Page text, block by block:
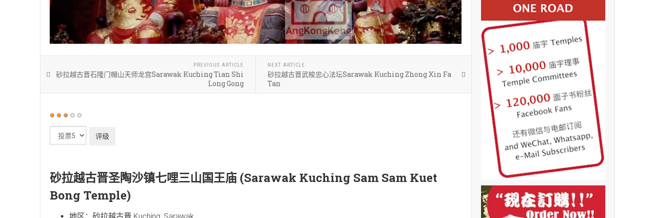
PREVIOUS ARTICLE
砂拉越古晋石隆门帽山天师龙宫Sarawak Kuching Tian Shi
Long Gong
NEXT ARTICLE
砂拉越古晋武梭忠心法坛Sarawak Kuching Zhong Xin Fa
Tan
用
评
砂拉越古晋圣陶沙镇七哩三山国王庙 (Sarawak Kuching Sam Sam Kuet
Bong Temple)